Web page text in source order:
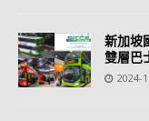
新加坡
雙層巴
2024-